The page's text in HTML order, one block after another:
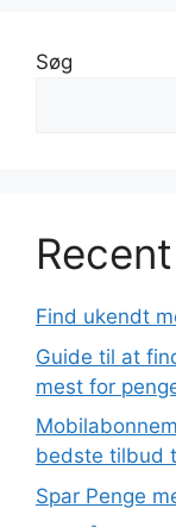
Søg
Find ukendt
Guide til at
mest for
bedste tilbud
Spar Penge